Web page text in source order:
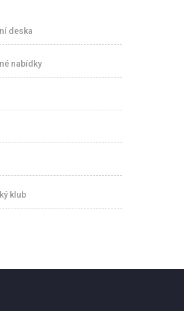
deska
nabídky
klub